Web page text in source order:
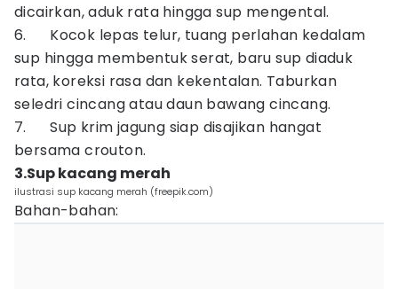
dicairkan, aduk rata hingga sup mengental.
6. Kocok lepas telur, tuang perlahan kedalam
sup hingga membentuk serat, baru sup diaduk
rata, koreksi rasa dan kekentalan. Taburkan
seledri cincang atau daun bawang cincang.
7. Sup krim jagung siap disajikan hangat
bersama crouton.
3.Sup kacang merah
ilustrasi sup kacang merah (freepik.com)
Bahan-bahan: